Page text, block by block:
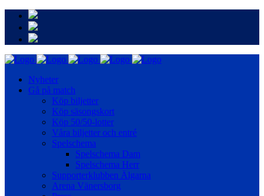
Nyheter
Gå på match
Köp biljetter
Köp säsongskort
Köp 50/50-lotter
Våra biljetter och entré
Spelschema
Spelschema Dam
Spelschema Herr
Supporterklubben Älgarna
Arena Vänersborg